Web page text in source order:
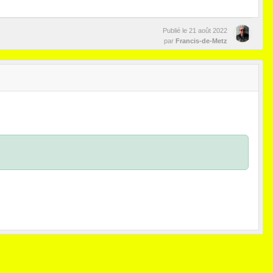
Publié le 21 août 2022
par Francis-de-Metz